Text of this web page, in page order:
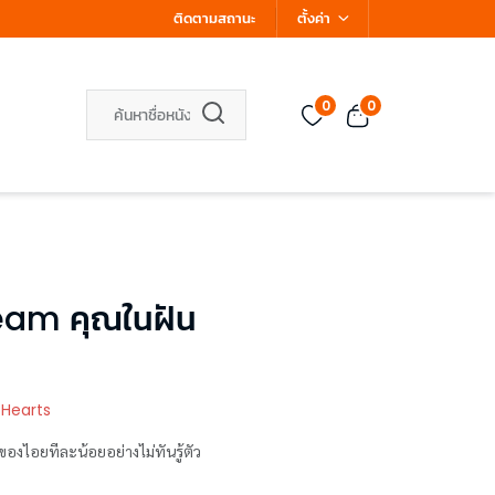
ติดตามสถานะ ตั้งค่า
0 0
คุณในฝัน
Hearts
งไอยทีละน้อยอย่างไม่ทันรู้ตัว